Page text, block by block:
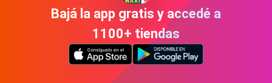
Bajá la app gratis y accedé a
1100+ tiendas